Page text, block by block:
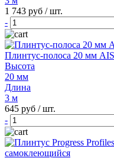
1 743 руб / шт.
-
Плинтус-полоса 20 мм
Высота
20 мм
Длина
3 м
645 руб / шт.
-